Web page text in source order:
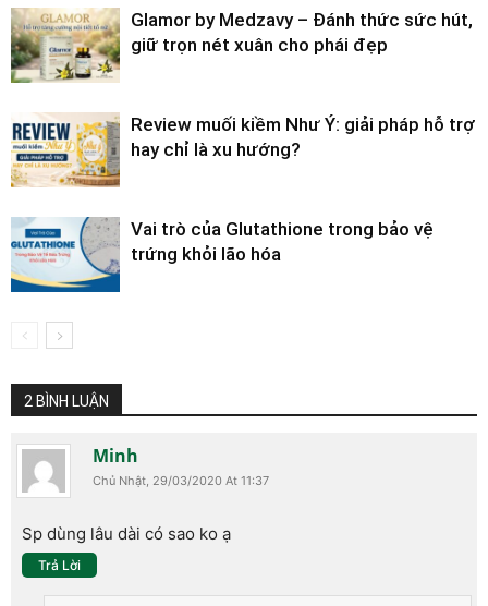
Glamor by Medzavy – Đánh thức sức hút,
giữ trọn nét xuân cho phái đẹp
Review muối kiềm Như Ý: giải pháp hỗ trợ
hay chỉ là xu hướng?
Vai trò của Glutathione trong bảo vệ
trứng khỏi lão hóa
2 BÌNH LUẬN
Minh
Chủ Nhật, 29/03/2020 At 11:37
Sp dùng lâu dài có sao ko ạ
Trả Lời